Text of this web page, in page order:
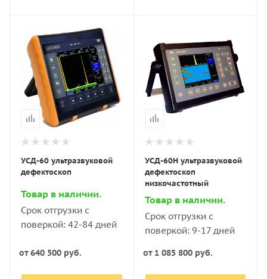
УСД-60 ультразвуковой
дефектоскоп
Товар в наличии.
Срок отгрузки с
поверкой: 42-84 дней
от640 500 руб.
УСД-60Н ультразвуковой
дефектоскоп
низкочастотный
Товар в наличии.
Срок отгрузки с
поверкой: 9-17 дней
от 1 085 800 руб.